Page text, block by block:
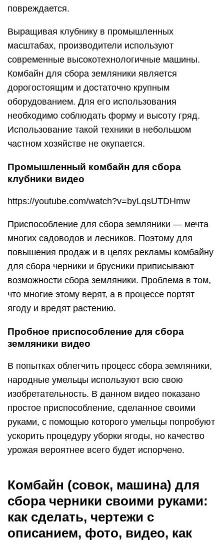
повреждается.
Выращивая клубнику в промышленных
масштабах, производители используют
современные высокотехнологичные машины.
Комбайн для сбора земляники является
дорогостоящим и достаточно крупным
оборудованием. Для его использования
необходимо соблюдать форму и высоту гряд.
Использование такой техники в небольшом
частном хозяйстве не окупается.
Промышленный комбайн для сбора
клубники видео
https://youtube.com/watch?v=byLqsUTDHmw
Приспособление для сбора земляники — мечта
многих садоводов и лесников. Поэтому для
повышения продаж и в целях рекламы комбайну
для сбора черники и брусники приписывают
возможности сбора земляники. Проблема в том,
что многие этому верят, а в процессе портят
ягоду и вредят растению.
Пробное приспособление для сбора
земляники видео
В попытках облегчить процесс сбора земляники,
народные умельцы используют всю свою
изобретательность. В данном видео показано
простое приспособление, сделанное своими
руками, с помощью которого умельцы попробуют
ускорить процедуру уборки ягоды, но качество
урожая вероятнее всего будет испорчено.
Комбайн (совок, машина) для
сбора черники своими руками:
как сделать, чертежи с
описанием, фото, видео, как